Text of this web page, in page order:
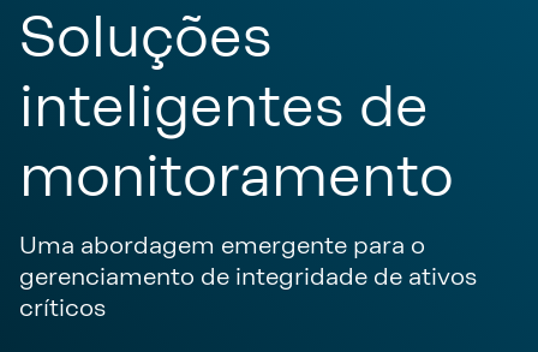
Soluções
inteligentes de
monitoramento
Uma abordagem emergente para o
gerenciamento de integridade de ativos
críticos